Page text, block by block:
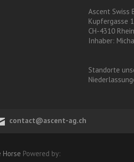
Ascent Swiss
Kupfergasse
CH-4310
Inhaber:
Standorte
contact@ascent-ag.ch
Horse Powered by: